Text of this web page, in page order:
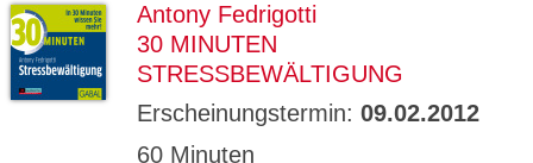
Antony Fedrigotti
30 MINUTEN
STRESSBEWÄLTIGUNG
Erscheinungstermin: 09.02.2012
60 Minuten